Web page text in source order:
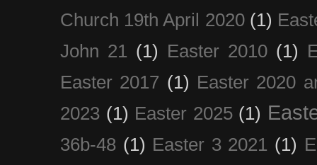
Church 19th April 2020 (1)
John 21 (1) Easter 2010 (1)
Easter 2017 (1) Easter 2020
2023 (1) Easter 2025 (1)
36b-48 (1) Easter 3 2021 (1)